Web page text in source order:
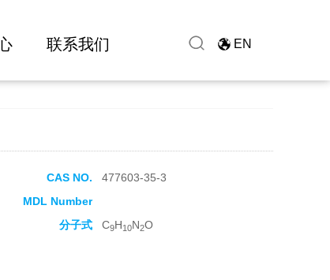
联系我们 EN
CAS NO.
477603-35-3
MDL Number
分子式 C9H10N2O